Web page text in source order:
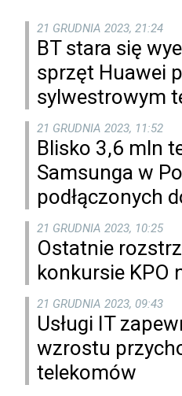
21 GRUDNIA 2023, 21:24
BT stara się
sprzęt Huawei
sylwestrowym
21 GRUDNIA 2023, 11:52
Blisko 3,6 mln
Samsunga w
podłączonych
21 GRUDNIA 2023, 10:25
Ostatnie
konkursie KPO
21 GRUDNIA 2023, 09:43
Usługi IT
wzrostu
telekomów